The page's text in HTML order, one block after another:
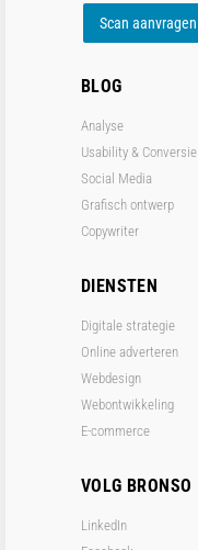
Scan aanvragen
BLOG
Analyse
Usability & Conversie
Social Media
Grafisch ontwerp
Copywriter
DIENSTEN
Digitale strategie
Online adverteren
Webdesign
Webontwikkeling
E-commerce
VOLG BRONSO
LinkedIn